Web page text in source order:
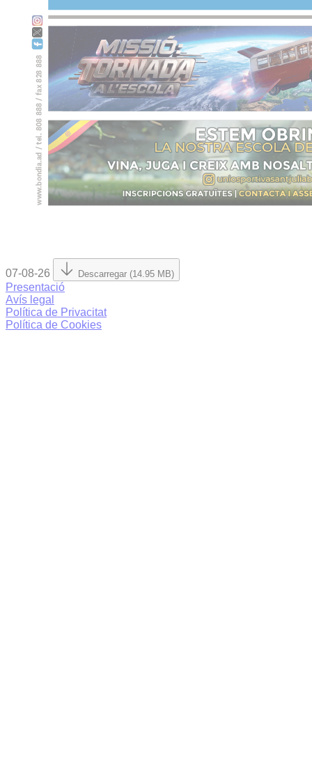
07-08-26 Descarregar (14.95 MB)
Presentació
Avís legal
Política de Privacitat
Política de Cookies